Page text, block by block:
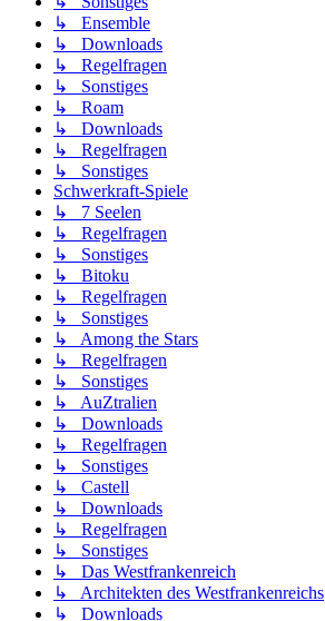
↳ Ensemble
↳ Downloads
↳ Regelfragen
↳ Sonstiges
↳ Roam
↳ Downloads
↳ Regelfragen
↳ Sonstiges
Schwerkraft-Spiele
↳ 7 Seelen
↳ Regelfragen
↳ Sonstiges
↳ Bitoku
↳ Regelfragen
↳ Sonstiges
↳ Among the Stars
↳ Regelfragen
↳ Sonstiges
↳ AuZtralien
↳ Downloads
↳ Regelfragen
↳ Sonstiges
↳ Castell
↳ Downloads
↳ Regelfragen
↳ Sonstiges
↳ Das Westfrankenreich
↳ Architekten des Westfrankenreichs
↳ Downloads